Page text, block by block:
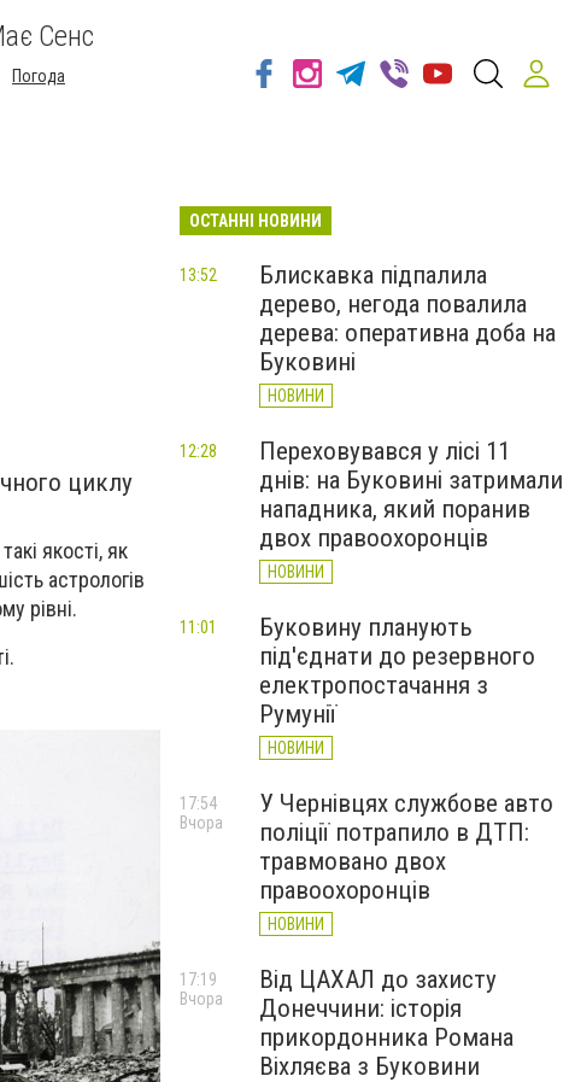
Сенс
Погода
циклу
якості, як
астрологів
рівні.
ОСТАННІ НОВИНИ
Блискавка підпалила
дерево, негода повалила
дерева: оперативна доба на
Буковині
НОВИНИ
13:52
Переховувався у лісі 11
днів: на Буковині затримали
нападника, який поранив
двох правоохоронців
НОВИНИ
12:28
Буковину планують
під'єднати до резервного
електропостачання з
Румунії
НОВИНИ
11:01
У Чернівцях службове авто
поліції потрапило в ДТП:
травмовано двох
правоохоронців
НОВИНИ
17:54
Вчора
Від ЦАХАЛ до захисту
Донеччини: історія
прикордонника Романа
Віхляєва з Буковини
17:19
Вчора